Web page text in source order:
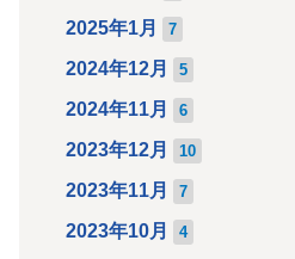
2025年1月 7
2024年12月 5
2024年11月 6
2023年12月 10
2023年11月 7
2023年10月 4